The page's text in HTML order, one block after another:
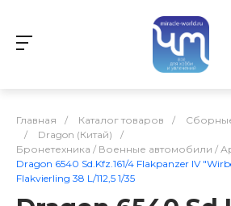
Главная / Каталог товаров /
/
Dragon (Китай)
/
Бронетехника / Военные автомобили /
Dragon 6540 Sd.Kfz.161/4 Flakpanzer IV
Flakvierling 38 L/112,5 1/35